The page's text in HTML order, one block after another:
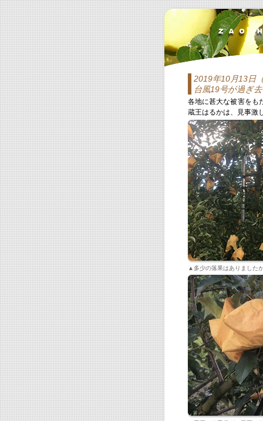
2019年10月13日
台風19号が過ぎ
各地に甚大な被害をも
蔵王はるかは、見事激
▲多少の落果はありました